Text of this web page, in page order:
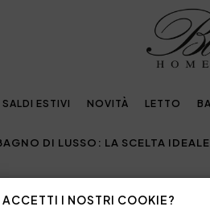
ACCETTI I NOSTRI COOKIE?
SALDI ESTIVI NOVITÀ LETTO
DI LUSSO: LA SCELTA